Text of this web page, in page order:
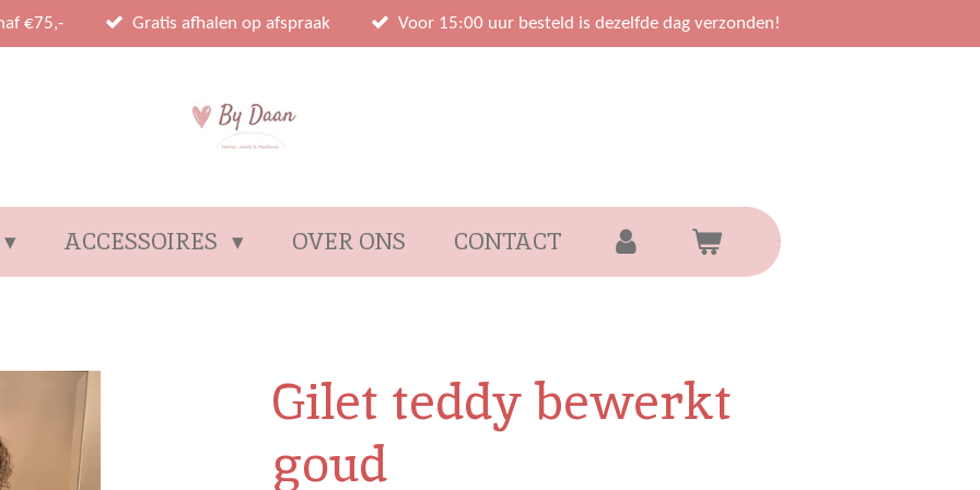
€75,- Gratis afhalen op afspraak Voor 15:00 uur besteld is dezelfde dag verzonden!
ACCESSOIRES OVER ONS CONTACT
Gilet teddy bewerkt
goud